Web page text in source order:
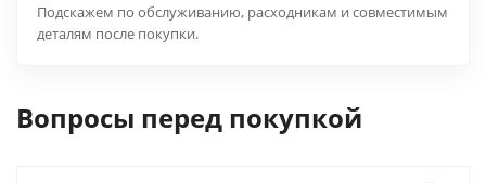
Подскажем по обслуживанию, расходникам и совместимым
деталям после покупки.
Вопросы перед покупкой